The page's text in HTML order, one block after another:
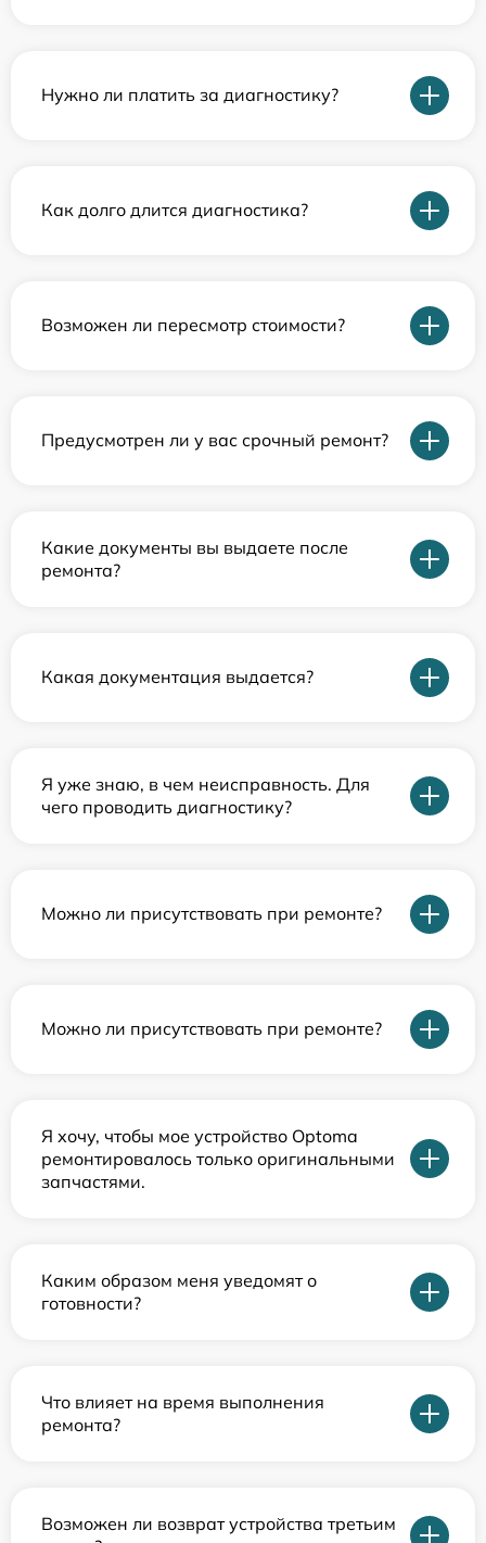
Нужно ли платить за диагностику?
Как долго длится диагностика?
Возможен ли пересмотр стоимости?
Предусмотрен ли у вас срочный ремонт?
Какие документы вы выдаете после
ремонта?
Какая документация выдается?
Я уже знаю, в чем неисправность. Для
чего проводить диагностику?
Можно ли присутствовать при ремонте?
Можно ли присутствовать при ремонте?
Я хочу, чтобы мое устройство Optoma
ремонтировалось только оригинальными
запчастями.
Каким образом меня уведомят о
готовности?
Что влияет на время выполнения
ремонта?
Возможен ли возврат устройства третьим